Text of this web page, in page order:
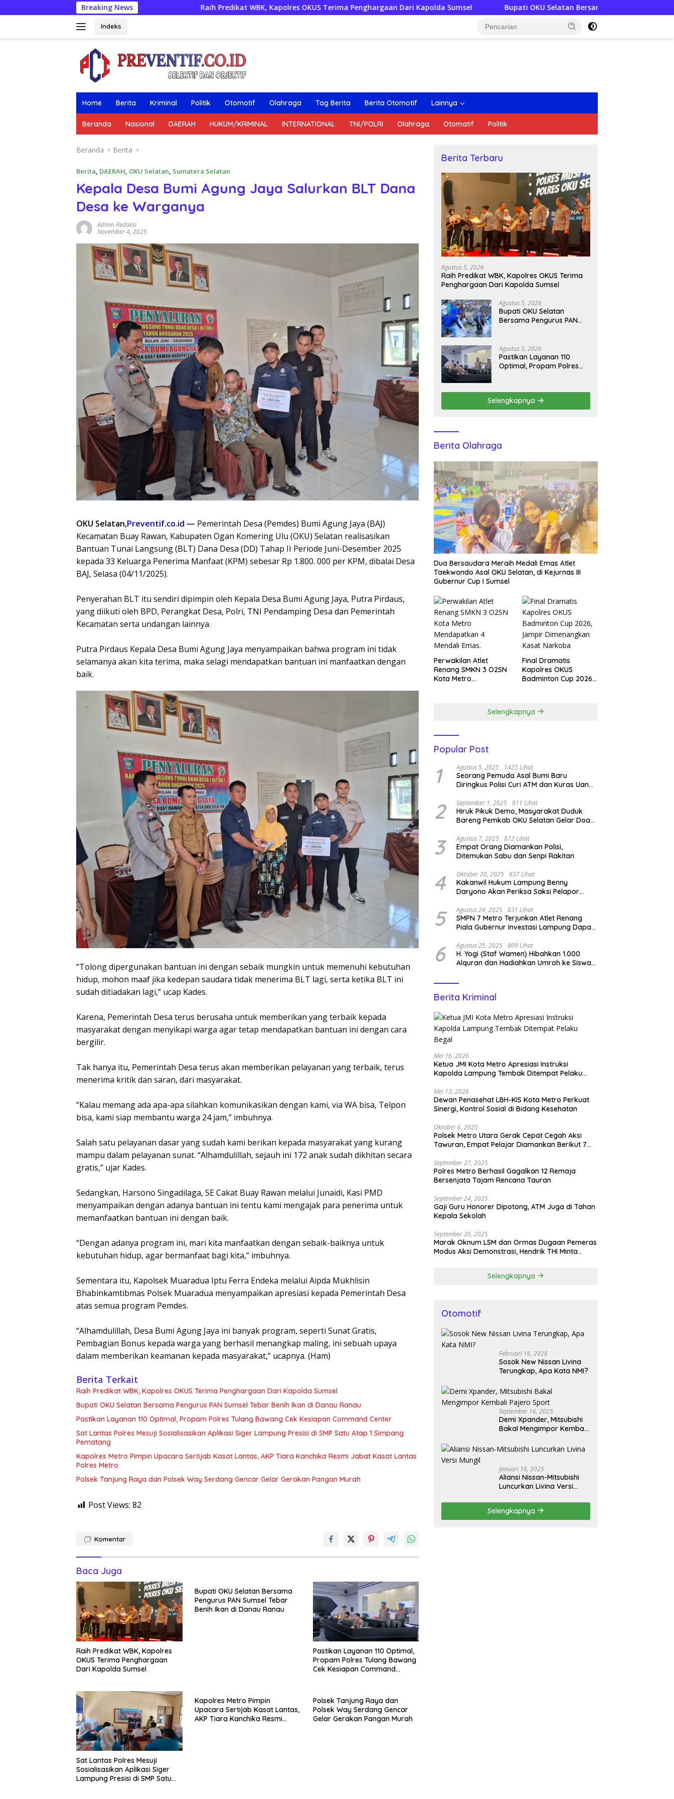
ke
Breaking NewsRaih Predikat WBK, Kapolres OKUS Terima Penghargaan Dari Kapolda Sumsel Bupati OKU Selatan Bersama Pengurus PAN Sumsel Tebar Benih Ikan
Indeks
Home Berita Kriminal Politik Otomotif Olahraga Tag Berita Berita Otomotif Lainnya
Beranda Nasional DAERAH HUKUM/KRIMINAL INTERNATIONAL TNI/POLRI Olahraga Otomatif Politik
Beranda Berita
Berita, DAERAH, OKU Selatan, Sumatera Selatan
Kepala Desa Bumi Agung Jaya Salurkan BLT Dana
Desa ke Warganya
Admin Redaksi
November 4, 2025
OKU Selatan,Preventif.co.id — Pemerintah Desa (Pemdes) Bumi Agung Jaya (BAJ)
Kecamatan Buay Rawan, Kabupaten Ogan Komering Ulu (OKU) Selatan realisasikan
Bantuan Tunai Langsung (BLT) Dana Desa (DD) Tahap II Periode Juni-Desember 2025
kepada 33 Keluarga Penerima Manfaat (KPM) sebesar Rp 1.800. 000 per KPM, dibalai Desa
BAJ, Selasa (04/11/2025).
Penyerahan BLT itu sendiri dipimpin oleh Kepala Desa Bumi Agung Jaya, Putra Pirdaus,
yang diikuti oleh BPD, Perangkat Desa, Polri, TNI Pendamping Desa dan Pemerintah
Kecamatan serta undangan lainnya.
Putra Pirdaus Kepala Desa Bumi Agung Jaya menyampaikan bahwa program ini tidak
selamanya akan kita terima, maka selagi mendapatkan bantuan ini manfaatkan dengan
baik.
“Tolong dipergunakan bantuan ini dengan sebaik mungkin untuk memenuhi kebutuhan
hidup, mohon maaf jika kedepan saudara tidak menerima BLT lagi, serta ketika BLT ini
sudah ditiadakan lagi,” ucap Kades.
Karena, Pemerintah Desa terus berusaha untuk memberikan yang terbaik kepada
masyarakat dengan menyikapi warga agar tetap mendapatkan bantuan ini dengan cara
bergilir.
Tak hanya itu, Pemerintah Desa terus akan memberikan pelayanan yang terbaik, terus
menerima kritik dan saran, dari masyarakat.
“Kalau memang ada apa-apa silahkan komunikasikan dengan kami, via WA bisa, Telpon
bisa, kami siap membantu warga 24 jam,” imbuhnya.
Salah satu pelayanan dasar yang sudah kami berikan kepada masyarakat yang kurang
mampu dalam pelayanan sunat. “Alhamdulillah, sejauh ini 172 anak sudah dikhitan secara
gratis,” ujar Kades.
Sedangkan, Harsono Singadilaga, SE Cakat Buay Rawan melalui Junaidi, Kasi PMD
menyampaikan dengan adanya bantuan ini tentu kami mengajak para penerima untuk
memanfaatkan bantuan ini dengan baik.
“Dengan adanya program ini, mari kita manfaatkan dengan sebaik-baiknya untuk
kebutuhan hidup, agar bermanfaat bagi kita,” imbuhnya.
Sementara itu, Kapolsek Muaradua Iptu Ferra Endeka melalui Aipda Mukhlisin
Bhabinkamtibmas Polsek Muaradua menyampaikan apresiasi kepada Pemerintah Desa
atas semua program Pemdes.
“Alhamdulillah, Desa Bumi Agung Jaya ini banyak program, seperti Sunat Gratis,
Pembagian Bonus kepada warga yang berhasil menangkap maling, ini sebuah upaya
dalam memberikan keamanan kepada masyarakat,” ucapnya. (Ham)
Berita Terkait
Raih Predikat WBK, Kapolres OKUS Terima Penghargaan Dari Kapolda Sumsel
Bupati OKU Selatan Bersama Pengurus PAN Sumsel Tebar Benih Ikan di Danau Ranau
Pastikan Layanan 110 Optimal, Propam Polres Tulang Bawang Cek Kesiapan Command Center
Sat Lantas Polres Mesuji Sosialisasikan Aplikasi Siger Lampung Presisi di SMP Satu Atap 1 Simpang
Pematang
Kapolres Metro Pimpin Upacara Sertijab Kasat Lantas, AKP Tiara Kanchika Resmi Jabat Kasat Lantas
Polres Metro
Polsek Tanjung Raya dan Polsek Way Serdang Gencar Gelar Gerakan Pangan Murah
Post Views: 82
Komentar
Baca Juga
Raih Predikat WBK, Kapolres
OKUS Terima Penghargaan
Dari Kapolda Sumsel
Bupati OKU Selatan Bersama
Pengurus PAN Sumsel Tebar
Benih Ikan di Danau Ranau
Pastikan Layanan 110 Optimal,
Propam Polres Tulang Bawang
Cek Kesiapan Command
Sat Lantas Polres Mesuji
Sosialisasikan Aplikasi Siger
Lampung Presisi di SMP Satu
Kapolres Metro Pimpin
Upacara Sertijab Kasat Lantas,
AKP Tiara Kanchika Resmi
Polsek Tanjung Raya dan
Polsek Way Serdang Gencar
Gelar Gerakan Pangan Murah
Berita Terbaru
Agustus 5, 2026
Raih Predikat WBK, Kapolres OKUS Terima
Penghargaan Dari Kapolda Sumsel
Agustus 5, 2026
Bupati OKU Selatan
Bersama Pengurus PAN
Agustus 5, 2026
Pastikan Layanan 110
Optimal, Propam Polres
Center
Selengkapnya
Berita Olahraga
Dua Bersaudara Meraih Medali Emas Atlet
Taekwondo Asal OKU Selatan, di Kejurnas III
Gubernur Cup I Sumsel
Perwakilan Atlet
Renang SMKN 3 O2SN
Kota Metro
Final Dramatis
Kapolres OKUS
Badminton Cup 2026,
Selengkapnya
Popular Post
1 Agustus 5, 2025 1425 Lihat
Seorang Pemuda Asal Bumi Baru
Diringkus Polisi Curi ATM dan Kuras Uang
2 September 1, 2025 911 Lihat
Hiruk Pikuk Demo, Masyarakat Duduk
Bareng Pemkab OKU Selatan Gelar Doa
3 Agustus 7, 2025 872 Lihat
Empat Orang Diamankan Polisi,
Ditemukan Sabu dan Senpi Rakitan
4 Oktober 20, 2025 837 Lihat
Kakanwil Hukum Lampung Benny
Daryono Akan Periksa Saksi Pelapor
Cemburu Asal Aceh.
5 Agustus 24, 2025 831 Lihat
SMPN 7 Metro Terjunkan Atlet Renang
Piala Gubernur Investasi Lampung Dapat
6 Agustus 25, 2025 809 Lihat
H. Yogi (Staf Wamen) Hibahkan 1.000
Alquran dan Hadiahkan Umroh ke Siswa
Berita Kriminal
Mei 16, 2026
Ketua JMI Kota Metro Apresiasi Instruksi
Kapolda Lampung Tembak Ditempat Pelaku
Mei 13, 2026
Dewan Penasehat LBH-KIS Kota Metro Perkuat
Sinergi, Kontrol Sosial di Bidang Kesehatan
Oktober 6, 2025
Polsek Metro Utara Gerak Cepat Cegah Aksi
Tawuran, Empat Pelajar Diamankan Berikut 7
September 27, 2025
Polres Metro Berhasil Gagalkan 12 Remaja
Bersenjata Tajam Rencana Tauran
September 24, 2025
Gaji Guru Honorer Dipotong, ATM Juga di Tahan
Kepala Sekolah
September 20, 2025
Marak Oknum LSM dan Ormas Dugaan Pemeras
Modus Aksi Demonstrasi, Hendrik THI Minta
Selengkapnya
Otomotif
Februari 16, 2026
Sosok New Nissan Livina
Terungkap, Apa Kata NMI?
September 16, 2025
Demi Xpander, Mitsubishi
Bakal Mengimpor Kembali
Januari 16, 2025
Aliansi Nissan-Mitsubishi
Luncurkan Livina Versi
Selengkapnya